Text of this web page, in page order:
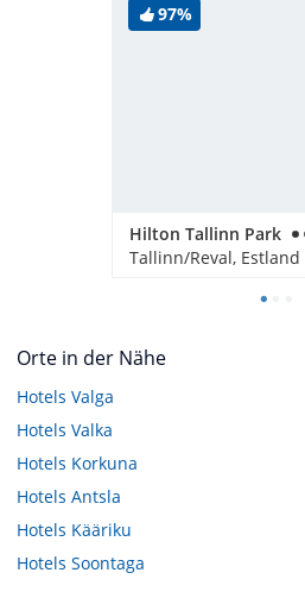
97%
Hilton Tallinn Park
Tallinn/Reval, Estland
Orte in der Nähe
Hotels Valga
Hotels Valka
Hotels Korkuna
Hotels Antsla
Hotels Kääriku
Hotels Soontaga